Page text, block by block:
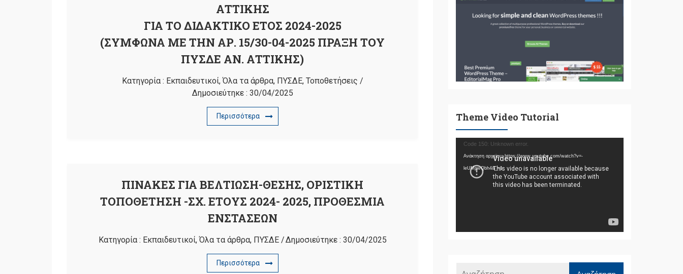
ΑΤΤΙΚΗΣ
ΓΙΑ ΤΟ ΔΙΔΑΚΤΙΚΟ ΕΤΟΣ 2024-2025
(ΣΥΜΦΩΝΑ ΜΕ ΤΗΝ ΑΡ. 15/30-04-2025 ΠΡΑΞΗ ΤΟΥ
ΠΥΣΔΕ ΑΝ. ΑΤΤΙΚΗΣ)
Κατηγορία : Εκπαιδευτικοί,Όλα τα άρθρα, ΠΥΣΔΕ, Τοποθετήσεις /
Δημοσιεύτηκε : 30/04/2025
Περισσότερα
ΠΙΝΑΚΕΣ ΓΙΑ ΒΕΛΤΙΩΣΗ-ΘΕΣΗΣ, ΟΡΙΣΤΙΚΗ
ΤΟΠΟΘΕΤΗΣΗ -ΣΧ. ΕΤΟΥΣ 2024- 2025, ΠΡΟΘΕΣΜΙΑ
ΕΝΣΤΑΣΕΩΝ
Κατηγορία : Εκπαιδευτικοί,Όλα τα άρθρα, ΠΥΣΔΕ/Δημοσιεύτηκε : 30/04/2025
Περισσότερα
Theme Video Tutorial
Πρόγραμμα
Αναπαραγωγής
Βίντεο
Code 150: Unknown error.
Ανάκτηση αρχείου: https://www.youtube.com/watch?v=-
leUMpwQbh4&_=1